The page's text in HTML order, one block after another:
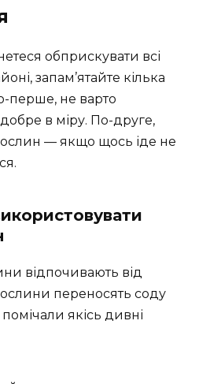
обприскувати всі
запам’ятайте кілька
перше, не варто
в міру. По-друге,
— якщо щось іде не
відпочивають від
переносять соду
якісь дивні